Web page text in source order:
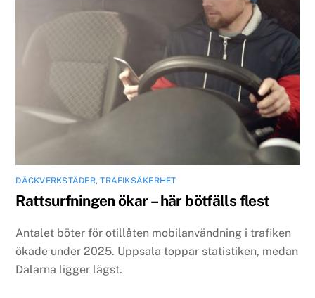
DÄCKVERKSTÄDER,TRAFIKSÄKERHET
Rattsurfningen ökar – här bötfälls flest
Antalet böter för otillåten mobilanvändning i trafiken
ökade under 2025. Uppsala toppar statistiken, medan
Dalarna ligger lägst.